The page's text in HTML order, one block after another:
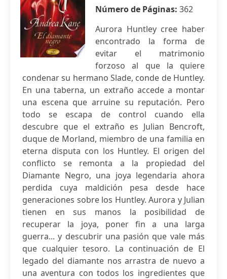
Número de Páginas: 362
Aurora Huntley cree haber
encontrado la forma de
evitar el matrimonio
forzoso al que la quiere
condenar su hermano Slade, conde de Huntley.
En una taberna, un extraño accede a montar
una escena que arruine su reputación. Pero
todo se escapa de control cuando ella
descubre que el extraño es Julian Bencroft,
duque de Morland, miembro de una familia en
eterna disputa con los Huntley. El origen del
conflicto se remonta a la propiedad del
Diamante Negro, una joya legendaria ahora
perdida cuya maldición pesa desde hace
generaciones sobre los Huntley. Aurora y Julian
tienen en sus manos la posibilidad de
recuperar la joya, poner fin a una larga
guerra... y descubrir una pasión que vale más
que cualquier tesoro. La continuación de El
legado del diamante nos arrastra de nuevo a
una aventura con todos los ingredientes que